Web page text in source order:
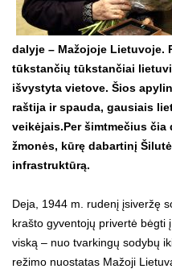
dalyje – Mažojoje Lietuvoje.
tūkstančių tūkstančiai
išvystyta vietove. Šios
raštija ir spauda, gausiais
veikėjais.Per šimtmečius
žmonės, kūrę dabartinį
infrastruktūrą.
Deja, 1944 m. rudenį įsiveržę
krašto gyventojų privertė bėgti
viską – nuo tvarkingų sodybų
režimo nuostatas Mažoji